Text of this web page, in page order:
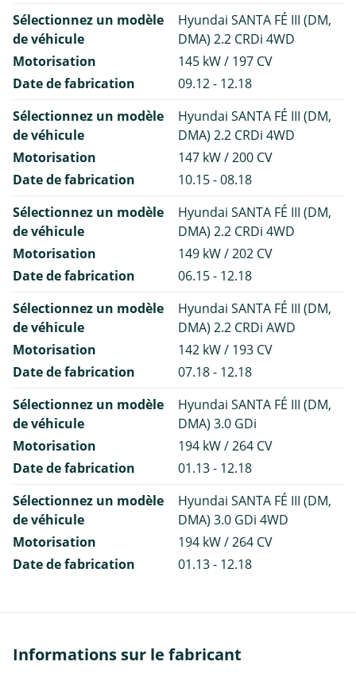
Sélectionnez un modèle
de véhicule
Hyundai SANTA FÉ III (DM,
DMA) 2.2 CRDi 4WD
Motorisation
145 kW / 197 CV
Date de fabrication
09.12 - 12.18
Sélectionnez un modèle
de véhicule
Hyundai SANTA FÉ III (DM,
DMA) 2.2 CRDi 4WD
Motorisation
147 kW / 200 CV
Date de fabrication
10.15 - 08.18
Sélectionnez un modèle
de véhicule
Hyundai SANTA FÉ III (DM,
DMA) 2.2 CRDi 4WD
Motorisation
149 kW / 202 CV
Date de fabrication
06.15 - 12.18
Sélectionnez un modèle
de véhicule
Hyundai SANTA FÉ III (DM,
DMA) 2.2 CRDi AWD
Motorisation
142 kW / 193 CV
Date de fabrication
07.18 - 12.18
Sélectionnez un modèle
de véhicule
Hyundai SANTA FÉ III (DM,
DMA) 3.0 GDi
Motorisation
194 kW / 264 CV
Date de fabrication
01.13 - 12.18
Sélectionnez un modèle
de véhicule
Hyundai SANTA FÉ III (DM,
DMA) 3.0 GDi 4WD
Motorisation
194 kW / 264 CV
Date de fabrication
01.13 - 12.18
Informations sur le fabricant